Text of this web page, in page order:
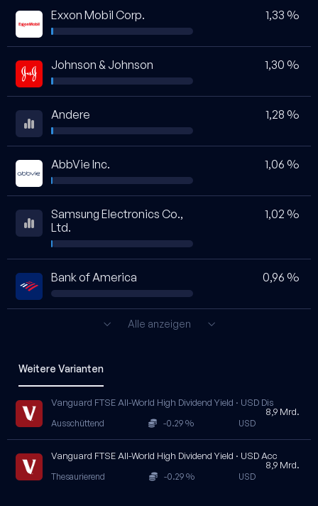
Exxon Mobil Corp. 1,33 %
Johnson & Johnson 1,30 %
Andere 1,28 %
AbbVie Inc. 1,06 %
Samsung Electronics Co.,
Ltd.
1,02 %
Bank of America 0,96 %
Alle anzeigen
Weitere Varianten
Vanguard FTSE All-World High Dividend Yield · USD Dis
8,9 Mrd.
Ausschüttend -0.29 % USD
Vanguard FTSE All-World High Dividend Yield · USD Acc
8,9 Mrd.
Thesaurierend -0.29 % USD